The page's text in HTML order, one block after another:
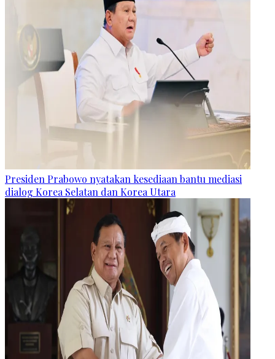
Presiden Prabowo nyatakan kesediaan bantu mediasi
dialog Korea Selatan dan Korea Utara